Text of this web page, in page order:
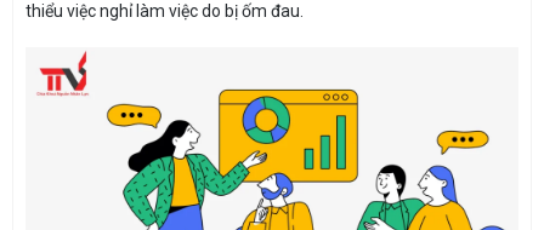
thiểu việc nghỉ làm việc do bị ốm đau.